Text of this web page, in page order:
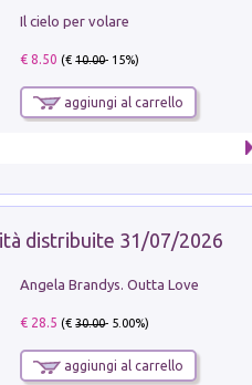
Il cielo per volare
€ 8.50 (€10.00- 15%)
aggiungi al carrello
distribuite 31/07/2026
Angela Brandys. Outta Love
€ 28.5 (€30.00- 5.00%)
aggiungi al carrello